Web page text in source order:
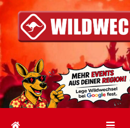
Inhalt
springen